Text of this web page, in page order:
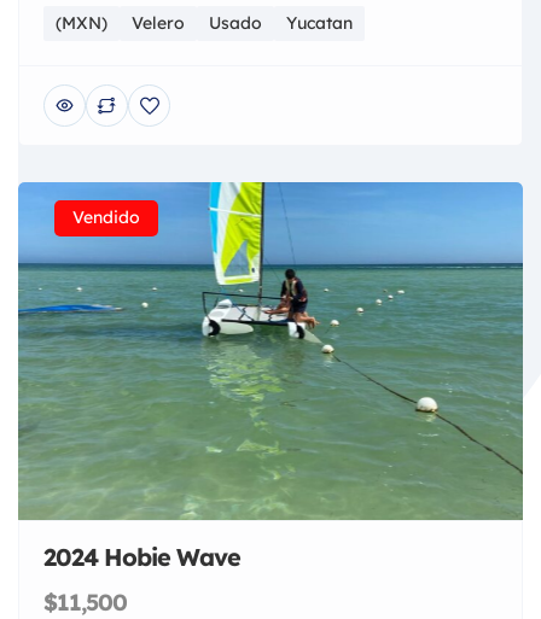
(MXN) Velero Usado Yucatan
Vendido
2024 Hobie Wave
$11,500